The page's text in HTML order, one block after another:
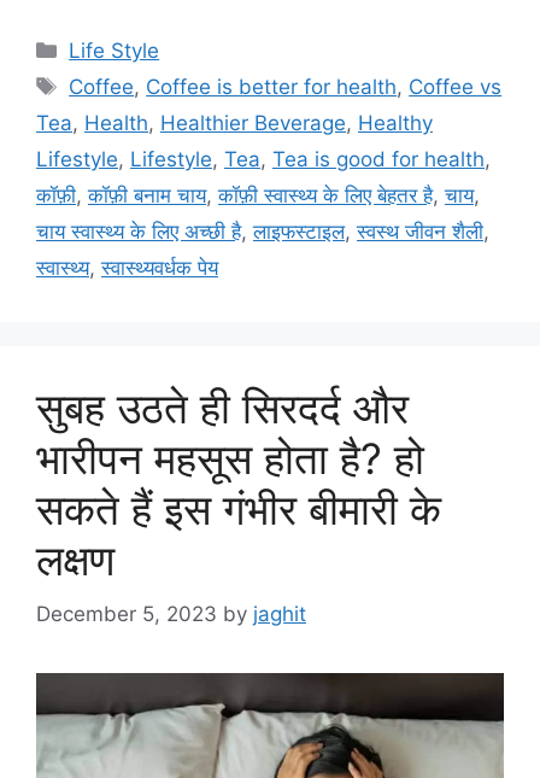
C
a
e
g
o
r
i
Life Style
T
s
Coffee, Coffee is better for health, Coffee vs
Tea, Health, Healthier Beverage, Healthy
Lifestyle, Lifestyle, Tea, Tea is good for health,
कॉफ़ी,कॉफ़ी बनाम चाय,कॉफ़ी स्वास्थ्य के लिए बेहतर है,चाय,
चाय स्वास्थ्य के लिए अच्छी है,लाइफस्टाइल,स्वस्थ जीवन शैली,
स्वास्थ्य,स्वास्थ्यवर्धक पेय
सुबह उठते ही सिरदर्द और
भारीपन महसूस होता है? हो
सकते हैं इस गंभीर बीमारी के
लक्षण
December 5, 2023 by jaghit